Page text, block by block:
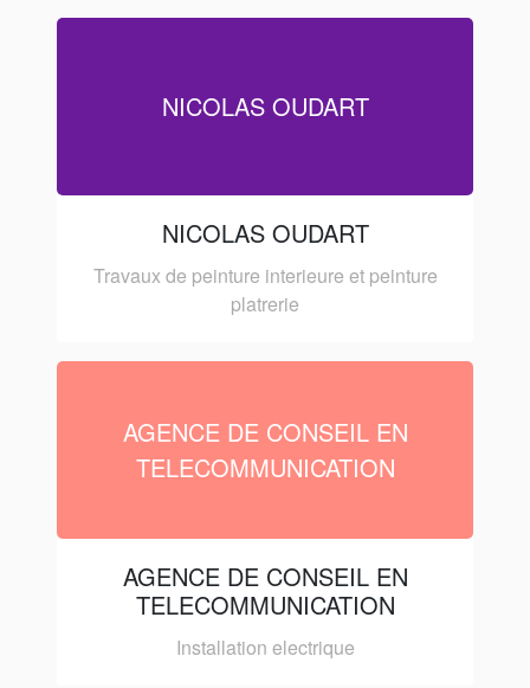
NICOLAS OUDART
NICOLAS OUDART
Travaux de peinture interieure et peinture
platrerie
AGENCE DE CONSEIL EN
TELECOMMUNICATION
AGENCE DE CONSEIL EN
TELECOMMUNICATION
Installation electrique